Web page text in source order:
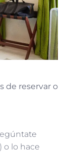
de reservar o
o lo hace